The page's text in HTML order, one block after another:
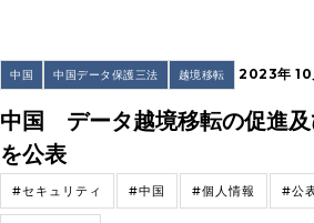
中国 中国データ保護三法 越境移転 2023年 10
中国 データ越境移転の促進及
を公表
#セキュリティ #中国 #個人情報 #公